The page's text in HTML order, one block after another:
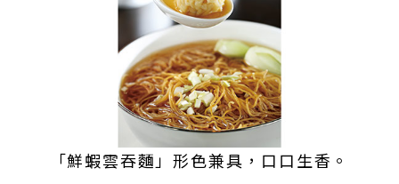
「鮮蝦雲吞麵」形色兼具，口口生香。